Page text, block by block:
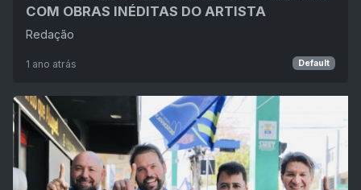
COM OBRAS INÉDITAS DO ARTISTA
Redação
1 ano atrás Default